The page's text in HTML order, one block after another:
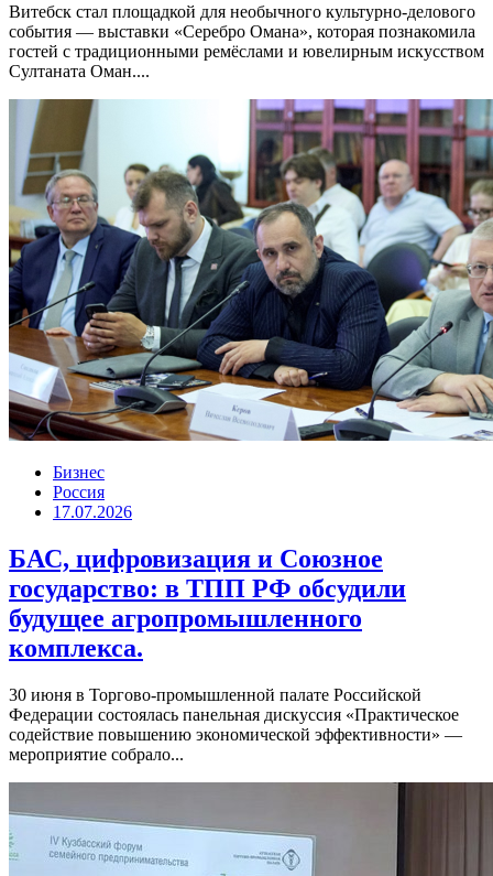
Витебск стал площадкой для необычного культурно-делового
события — выставки «Серебро Омана», которая познакомила
гостей с традиционными ремёслами и ювелирным искусством
Султаната Оман....
Бизнес
Россия
17.07.2026
БАС, цифровизация и Союзное
государство: в ТПП РФ обсудили
будущее агропромышленного
комплекса.
30 июня в Торгово-промышленной палате Российской
Федерации состоялась панельная дискуссия «Практическое
содействие повышению экономической эффективности» —
мероприятие собрало...